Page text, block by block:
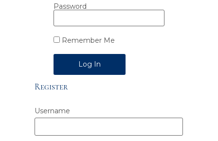
Password
Remember Me
Alternative:
Register
Username